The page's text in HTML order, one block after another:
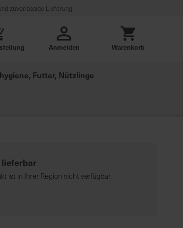
zuverlässige Lieferung
Anmelden Warenkorb
Futter, Nützlinge
ist in Ihrer Region nicht verfügbar.